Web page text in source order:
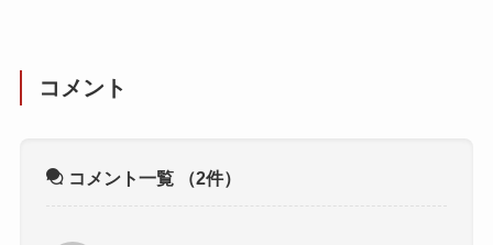
コメント
コメント一覧 （2件）